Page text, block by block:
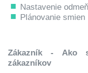
Nastavenie
Plánovanie smien
Zákazník - Ako
zákazníkov